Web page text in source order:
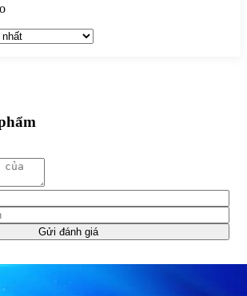
Gửi đánh giá